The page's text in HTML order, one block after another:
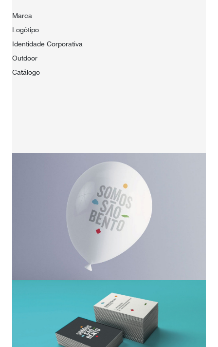
SOBRE NÓS
PORTFÓLIO
CONTACTOS
Marca
Logótipo
Identidade Corporativa
Outdoor
Catálogo